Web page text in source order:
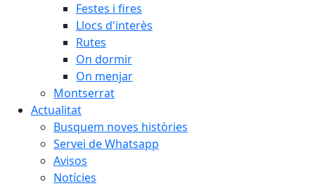
Festes i fires
Llocs d'interès
Rutes
On dormir
On menjar
Montserrat
Actualitat
Busquem noves històries
Servei de Whatsapp
Avisos
Notícies